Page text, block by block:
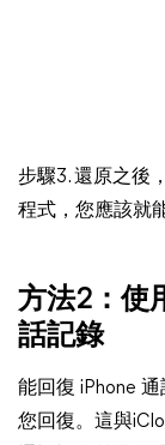
步驟3. 還原之後
程式，您應該就
方法2：使
話記錄
能回復 iPhone
您回復。這與